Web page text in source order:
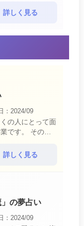
必要です。 ま
詳しく見る
：2024/09
の人にとって面
。 そのた
さやストレスか
詳しく見る
の夢占い
：2024/09